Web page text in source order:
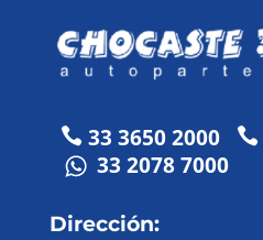
 33 3650 2000 
33 2078 7000
Dirección: